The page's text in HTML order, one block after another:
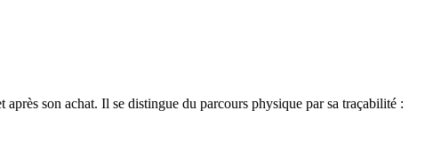
après son achat. Il se distingue du parcours physique par sa traçabilité :